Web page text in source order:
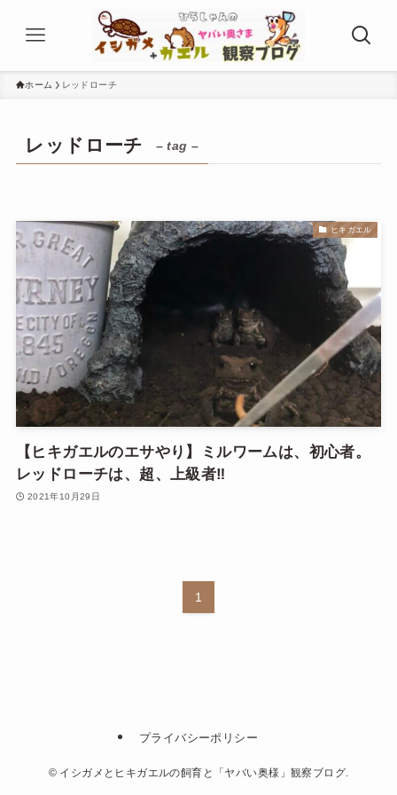
ホーム レッドローチ
レッドローチ – tag –
ヒキガエル
【ヒキガエルのエサやり】ミルワームは、初心者。
レッドローチは、超、上級者‼
2021年10月29日
1
プライバシーポリシー
© イシガメとヒキガエルの飼育と「ヤバい奥様」観察ブログ.